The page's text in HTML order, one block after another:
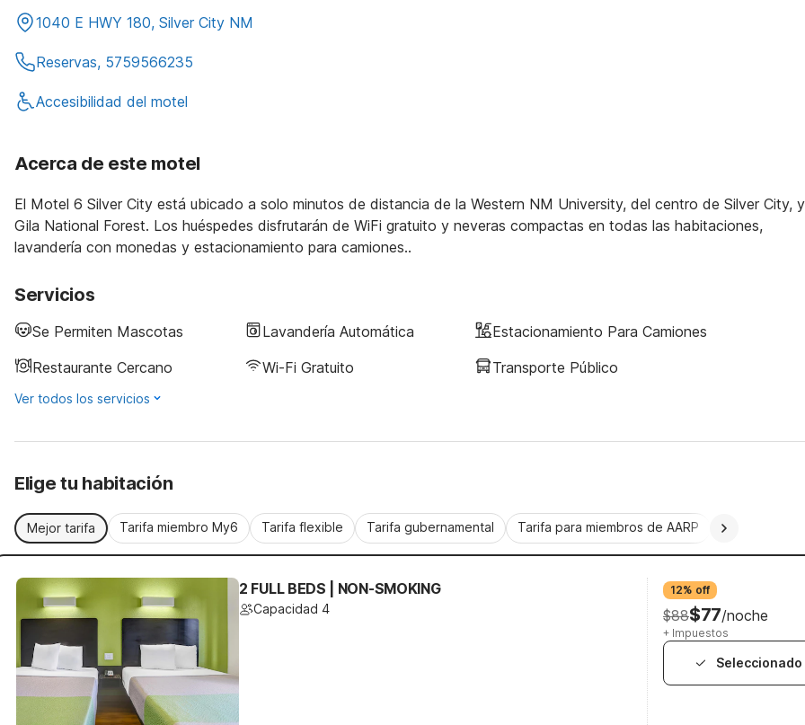
1040 E HWY 180, Silver City NM
Reservas, 5759566235
Accesibilidad del motel
Acerca de este motel
El Motel 6 Silver City está ubicado a solo minutos de distancia de la Western NM University, del centro de Silver City,
Gila National Forest. Los huéspedes disfrutarán de WiFi gratuito y neveras compactas en todas las habitaciones,
lavandería con monedas y estacionamiento para camiones..
Servicios
Se Permiten Mascotas Lavandería Automática
Estacionamiento Para Camiones
Restaurante Cercano
Wi-Fi Gratuito Transporte Público
Ver todos los servicios
Elige tu habitación
Mejor tarifa Tarifa miembro My6 Tarifa flexible Tarifa gubernamental Tarifa para miembros de AARP
2 FULL BEDS | NON-SMOKING
Capacidad 4
12% off
$88$77/noche
+ Impuestos
Seleccionado